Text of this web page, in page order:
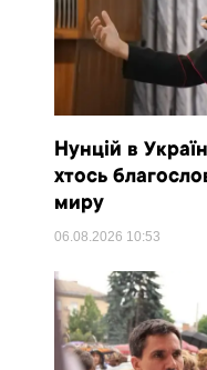
Нунцій в
хтось
миру
06.08.2026 10:53